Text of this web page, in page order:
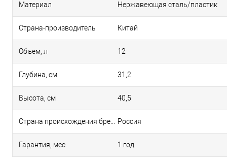
Материал Нержавеющая сталь/пластик
Страна-производитель Китай
Объем, л 12
Глубина, см 31,2
Высота, см 40,5
Россия
Гарантия, мес 1 год